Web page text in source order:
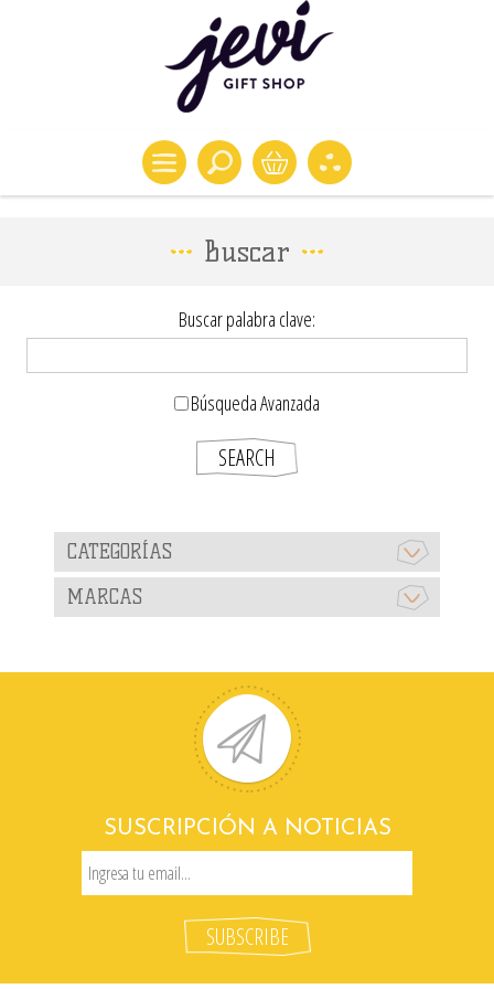
Buscar
Buscar palabra clave:
Búsqueda Avanzada
CATEGORÍAS
MARCAS
SUSCRIPCIÓN A NOTICIAS